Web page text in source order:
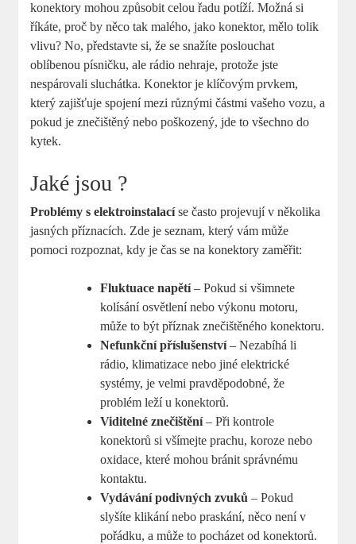
konektory mohou způsobit celou řadu potíží. Možná si
říkáte, proč by něco tak malého, jako konektor, mělo tolik
vlivu? No, představte si, že se snažíte poslouchat
oblíbenou písničku, ale rádio nehraje, protože jste
nespárovali sluchátka. Konektor je klíčovým prvkem,
který zajišťuje spojení mezi různými částmi vašeho vozu, a
pokud je znečištěný nebo poškozený, jde to všechno do
kytek.
Jaké jsou ?
Problémy s elektroinstalacíse často projevují v několika
jasných příznacích. Zde je seznam, který vám může
pomoci rozpoznat, kdy je čas se na konektory zaměřit:
Fluktuace napětí– Pokud si všimnete
kolísání osvětlení nebo výkonu motoru,
může to být příznak znečištěného konektoru.
Nefunkční příslušenství– Nezabíhá li
rádio, klimatizace nebo jiné elektrické
systémy, je velmi pravděpodobné, že
problém leží u konektorů.
Viditelné znečištění– Při kontrole
konektorů si všímejte prachu, koroze nebo
oxidace, které mohou bránit správnému
kontaktu.
Vydávání podivných zvuků – Pokud
slyšíte klikání nebo praskání, něco není v
pořádku, a může to pocházet od konektorů.